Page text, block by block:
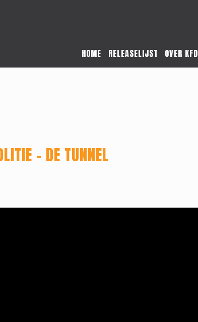
HOME RELEASELIJST OVER KFD
– DE TUNNEL